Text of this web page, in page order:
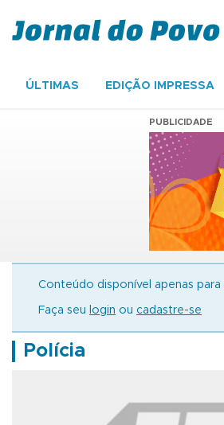
ÚLTIMAS EDIÇÃO IMPRESSA
PUBLICIDADE
Conteúdo disponível apenas para
Faça seu login ou cadastre-se
Polícia